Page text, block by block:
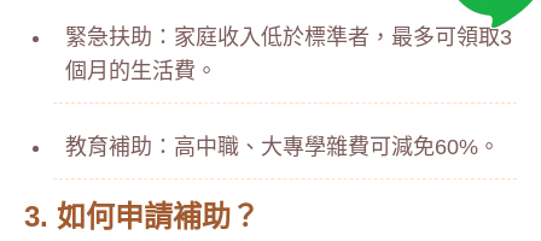
緊急扶助：家庭收入低於標準者，最多可領取3
個月的生活費。
教育補助：高中職、大專學雜費可減免60%。
3. 如何申請補助？